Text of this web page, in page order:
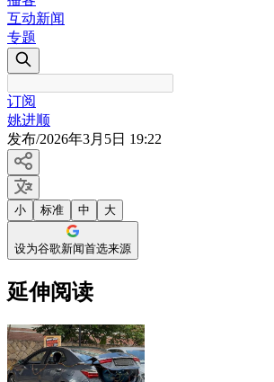
互动新闻
专题
订阅
姚进顺
发布/2026年3月5日 19:22
小 标准 中 大
设为谷歌新闻首选来源
延伸阅读